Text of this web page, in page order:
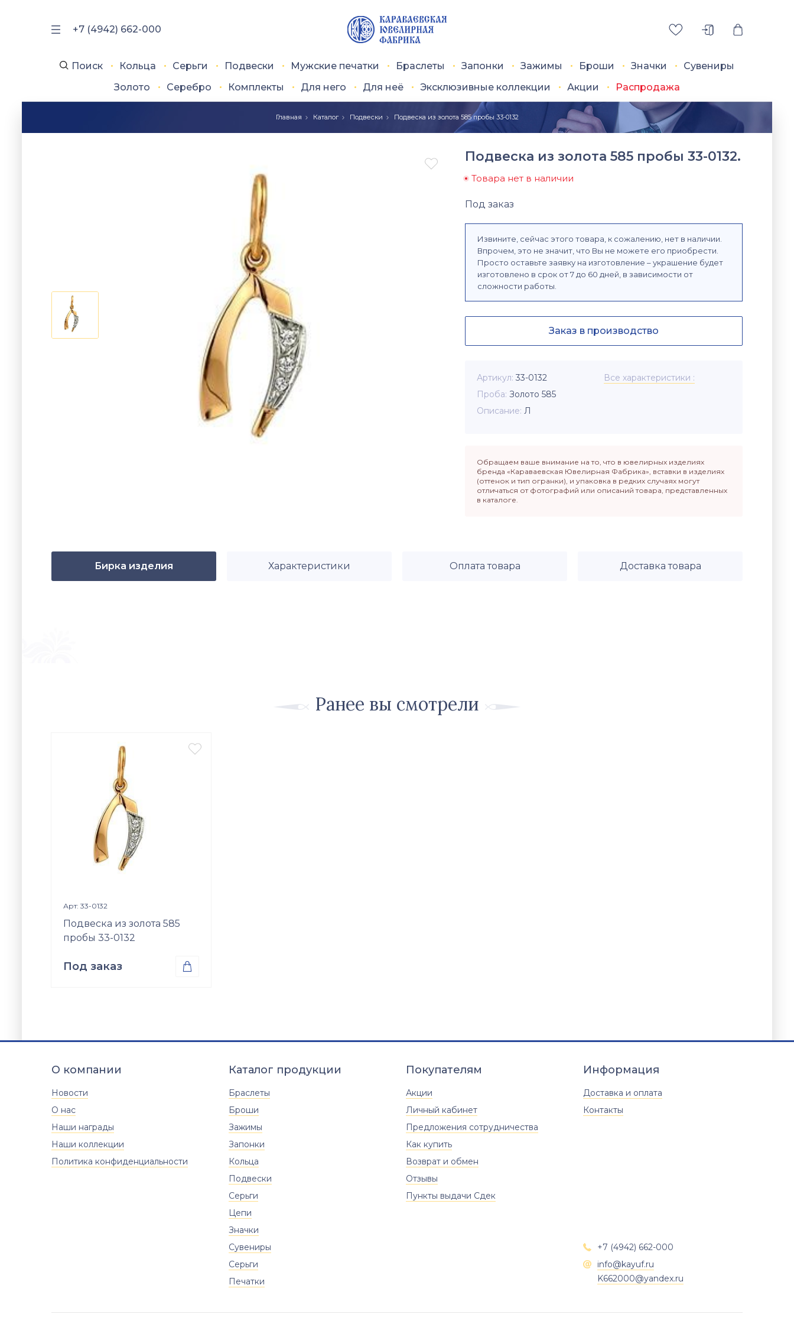
+7 (4942) 662-000
Поиск Кольца Серьги Подвески Мужские печатки Браслеты Запонки Зажимы Броши Значки
Сувениры
Золото
Серебро Комплекты Для него Для неё Эксклюзивные коллекции Акции Распродажа
Главная Каталог Подвески Подвеска из золота 585 пробы 33-0132
 Подвеска из золота 585 пробы 33-0132.
Товара нет в наличии
Под заказ
Извините, сейчас этого товара, к сожалению, нет в наличии.
Впрочем, это не значит, что Вы не можете его приобрести.
Просто оставьте заявку на изготовление – украшение будет
изготовлено в срок от 7 до 60 дней, в зависимости от
сложности работы.
Заказ в производство
Артикул 33-0132
Проба Золото 585
Описание Л
Все характеристики
Обращаем ваше внимание на то, что в ювелирных изделиях
бренда «Караваевская Ювелирная Фабрика», вставки в изделиях
(оттенок и тип огранки), и упаковка в редких случаях могут
отличаться от фотографий или описаний товара, представленных
в каталоге.
Бирка изделия Характеристики Оплата товара Доставка товара
Ранее вы смотрели

Арт: 33-0132
Подвеска из золота 585
пробы 33-0132
Под заказ 
О компании
Новости
О нас
Наши награды
Наши коллекции
Политика конфиденциальности
Каталог продукции
Браслеты
Броши
Зажимы
Запонки
Кольца
Подвески
Серьги
Цепи
Значки
Сувениры
Серьги
Печатки
Покупателям
Акции
Личный кабинет
Предложения сотрудничества
Как купить
Возврат и обмен
Отзывы
Пункты выдачи Сдек
Информация
Доставка и оплата
Контакты
 +7 (4942) 662-000

info@kayuf.ru
K662000@yandex.ru